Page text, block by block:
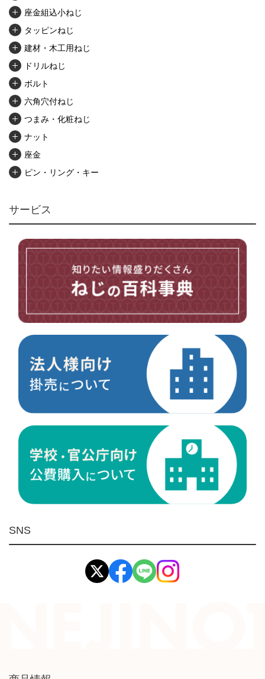
座金組込小ねじ
タッピンねじ
建材・木工用ねじ
ドリルねじ
ボルト
六角穴付ねじ
つまみ・化粧ねじ
ナット
座金
ピン・リング・キー
アンカー・プラグ
ユニファイねじ
その他ねじ
電材・設備
切削工具
ケミカル製品
荷役伝導
環境安全用品
イマオ製品(IMAO)
工業資材(栃木屋)
サービス
SNS